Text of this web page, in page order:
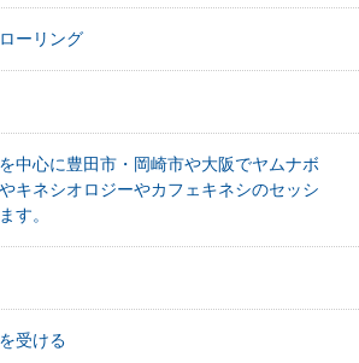
ーリング
中心に豊田市・岡崎市や大阪でヤムナボ
キネシオロジーやカフェキネシのセッシ
す。
受ける